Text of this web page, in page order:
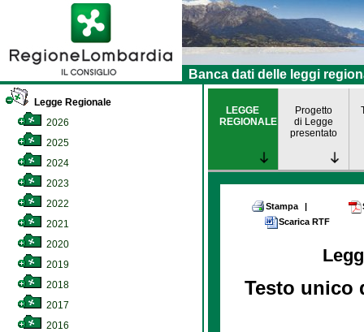
Banca dati delle leggi
Legge Regionale
2026
2025
2024
2023
2022
2021
2020
2019
2018
2017
2016
LEGGE
REGIONALE
Progetto
di Legge
presentato
Stampa |
Scarica RTF
Testo unico